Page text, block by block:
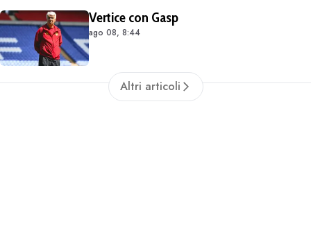
Vertice con Gasp
ago 08, 8:44
Altri articoli